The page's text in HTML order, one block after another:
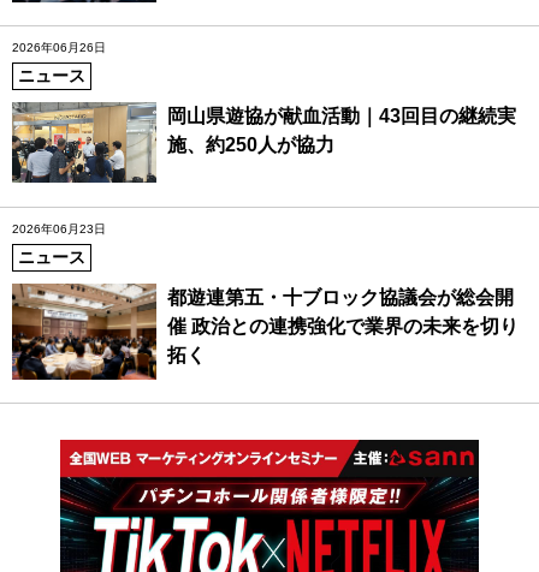
2026年06月26日
ニュース
岡山県遊協が献血活動｜43回目の継続実
施、約250人が協力
2026年06月23日
ニュース
都遊連第五・十ブロック協議会が総会開
催 政治との連携強化で業界の未来を切り
拓く